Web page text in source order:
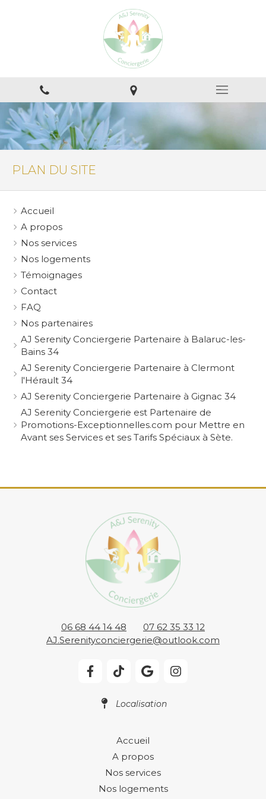
PLAN DU SITE
Accueil
A propos
Nos services
Nos logements
Témoignages
Contact
FAQ
Nos partenaires
AJ Serenity Conciergerie Partenaire à Balaruc-les-
Bains 34
AJ Serenity Conciergerie Partenaire à Clermont
l'Hérault 34
AJ Serenity Conciergerie Partenaire à Gignac 34
AJ Serenity Conciergerie est Partenaire de
Promotions-Exceptionnelles.com pour Mettre en
Avant ses Services et ses Tarifs Spéciaux à Sète.
06 68 44 14 48
07 62 35 33 12
AJ.Serenityconciergerie@outlook.com
Localisation
Accueil
A propos
Nos services
Nos logements